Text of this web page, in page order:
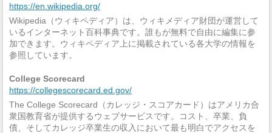
https://en.wikipedia.org/
Wikipedia（ウィキペディア）は、ウィキメディア財団が運営して
いるインターネット百科事典です。誰もが無料で自由に編集に参
加できます。ウィキペディア上に掲載されている各大学の情報を
参照しています。
College Scorecard
https://collegescorecard.ed.gov/
The College Scorecard（カレッジ・スコアカード）はアメリカ合
衆国教育省が提供するウェブサービスです。コスト、卒業、負
債、そしてカレッジ卒業生の収入において最も明白でアクセスを